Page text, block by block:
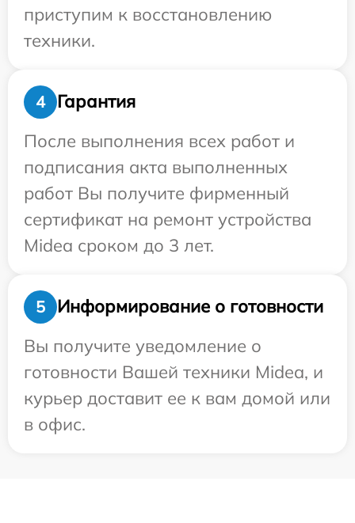
приступим к восстановлению
техники.
4
Гарантия
После выполнения всех работ и
подписания акта выполненных
работ Вы получите фирменный
сертификат на ремонт устройства
Midea сроком до 3 лет.
5
Информирование о готовности
Вы получите уведомление о
готовности Вашей техники Midea, и
курьер доставит ее к вам домой или
в офис.